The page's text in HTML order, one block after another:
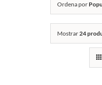
Ordena por
Mostrar24